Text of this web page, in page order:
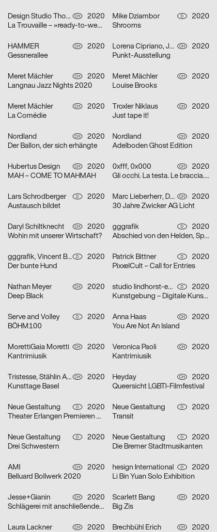
Design Studio Thom Pfister CH
2020
La Trouvaille – »ready-to-wear«
Mike Dziambor D
2020
Shrooms
HAMMER CH
2020
Gessnerallee
Lorena Cipriano, Julia Hoogkamer CH
2020
Punkt-Ausstellung
Meret Mächler CH
2020
Langnau Jazz Nights 2020
Meret Mächler CH
2020
Louise Brooks
Meret Mächler CH
2020
La Comédie
Troxler Niklaus CH
2020
Just tape it!
Nordland CH
2020
Der Ballon, der sich erhängte
Nordland CH
2020
Adelboden Ghost Edition
Hubertus Design CH
2020
MAH – COME TO MAHMAH
0xfff, 0x000 CH
2020
Gli occhi. La testa. Le braccia. Le mani. Il cuore. Grazie.
Lars Schrodberger D
2020
Austausch bildet
Marc Lieberherr, David Zwicker CH
2020
30 Jahre Zwicker AG Licht
Daryl Schiltknecht CH
2020
Wohin mit unserer Wirtschaft?
gggrafik D
2020
Abschied von den Helden, Spielzeit 19/20
gggrafik, Vincent Brod D
2020
Der bunte Hund
Patrick Bittner D
2020
PixxelCult – Call for Entries
Nathan Meyer CH
2020
Deep Black
studio lindhorst-emme D
2020
Kunstgebung – Digitale Kunstauktion
Serve and Volley D
2020
BÖHM100
Anna Haas CH
2020
You Are Not An Island
MorettiGaia Moretti CH
2020
Kantrimiusik
Veronica Paoli CH
2020
Kantrimiusik
Tristesse, Stählin Alena CH
2020
Kunsttage Basel
Heyday CH
2020
Queersicht LGBTI-Filmfestival
Neue Gestaltung D
2020
Theater Erlangen Premieren 20/21
Neue Gestaltung D
2020
Transit
Neue Gestaltung D
2020
Drei Schwestern
Neue Gestaltung D
2020
Die Bremer Stadtmusikanten
AMI CH
2020
Belluard Bollwerk 2020
hesign International D
2020
Li Bin Yuan Solo Exhibition
Jesse+Gianin CH
2020
Schlägerei mit anschließender Diskussion
Scarlett Bang CH
2020
Big Zis
Laura Lackner CH
2020
Brechbühl Erich CH
2020